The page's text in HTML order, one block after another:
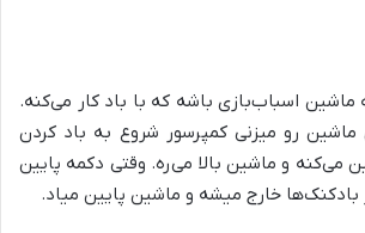
اسباب‌بازی باشه که با باد کار می‌کنه.
ماشین رو میزنی کمپرسور شروع به باد کردن
می‌کنه و ماشین بالا می‌ره. وقتی دکمه پایین
بادکنک‌ها خارج میشه و ماشین پایین میاد.